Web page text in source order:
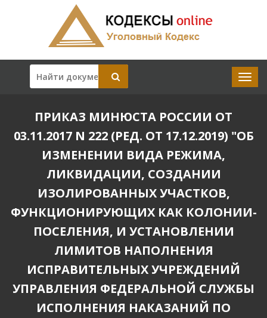
ПРИКАЗ МИНЮСТА РОССИИ ОТ
03.11.2017 N 222 (РЕД. ОТ 17.12.2019) "ОБ
ИЗМЕНЕНИИ ВИДА РЕЖИМА,
ЛИКВИДАЦИИ, СОЗДАНИИ
ИЗОЛИРОВАННЫХ УЧАСТКОВ,
ФУНКЦИОНИРУЮЩИХ КАК КОЛОНИИ-
ПОСЕЛЕНИЯ, И УСТАНОВЛЕНИИ
ЛИМИТОВ НАПОЛНЕНИЯ
ИСПРАВИТЕЛЬНЫХ УЧРЕЖДЕНИЙ
УПРАВЛЕНИЯ ФЕДЕРАЛЬНОЙ СЛУЖБЫ
ИСПОЛНЕНИЯ НАКАЗАНИЙ ПО